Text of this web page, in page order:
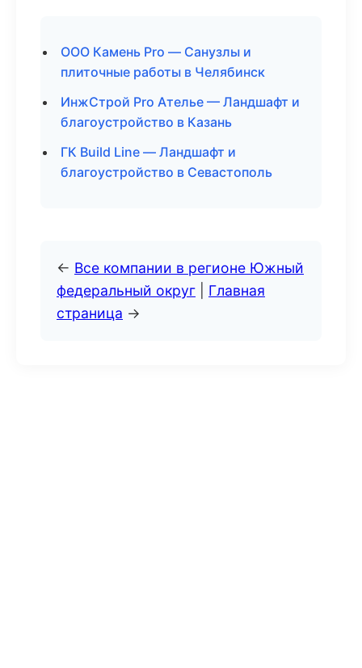
ООО Камень Pro — Санузлы и
плиточные работы в Челябинск
ИнжСтрой Pro Ателье — Ландшафт и
благоустройство в Казань
ГК Build Line — Ландшафт и
благоустройство в Севастополь
← Все компании в регионе Южный
федеральный округ
Главная
страница →